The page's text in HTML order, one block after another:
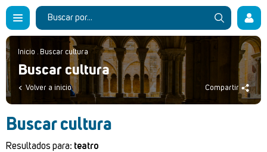
Inicio . Buscar cultura
Buscar cultura
Volver a inicio Compartir
Buscar cultura
Resultados para: teatro